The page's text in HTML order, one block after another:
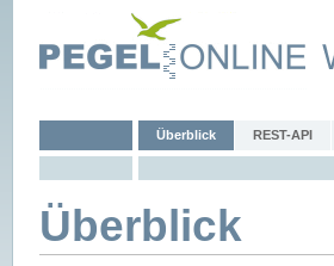
Überblick REST-API
Überblick